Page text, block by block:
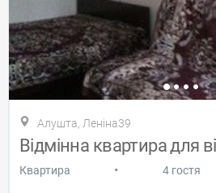
Алушта, Леніна39
Квартира • 4 гостя